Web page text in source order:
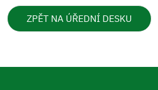
ZPĚT NA ÚŘEDNÍ DESKU